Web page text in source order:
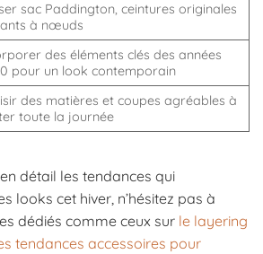
sac Paddington, ceintures originales
à nœuds
des éléments clés des années
pour un look contemporain
des matières et coupes agréables à
toute la journée
détail les tendances qui
looks cet hiver, n’hésitez pas à
dédiés comme ceux sur le layering
tendances accessoires pour